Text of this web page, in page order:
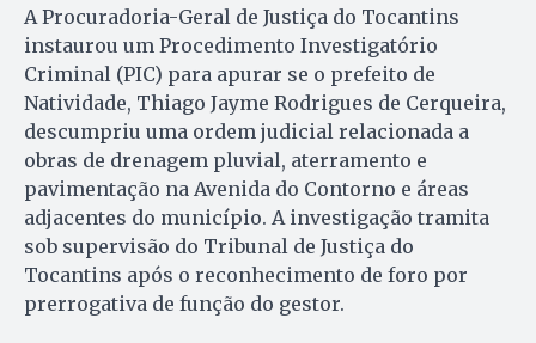
A Procuradoria-Geral de Justiça do Tocantins
instaurou um Procedimento Investigatório
Criminal (PIC) para apurar se o prefeito de
Natividade, Thiago Jayme Rodrigues de Cerqueira,
descumpriu uma ordem judicial relacionada a
obras de drenagem pluvial, aterramento e
pavimentação na Avenida do Contorno e áreas
adjacentes do município. A investigação tramita
sob supervisão do Tribunal de Justiça do
Tocantins após o reconhecimento de foro por
prerrogativa de função do gestor.